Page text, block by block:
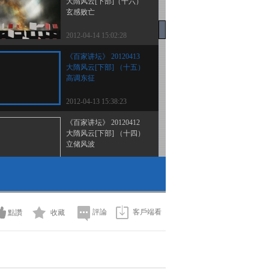
玄感败亡
2012-04-14 15:02:28
《百家讲坛》 20120413
大隋风云[下部] （十五）
高调东征
2012-04-13 15:38:23
《百家讲坛》 20120412
大隋风云[下部] （十四）
立储风波
朝廷五贵
2012-04-11 14:20:10
风云[下部]（十二）言者
點讚 收藏 評論 客戶端看